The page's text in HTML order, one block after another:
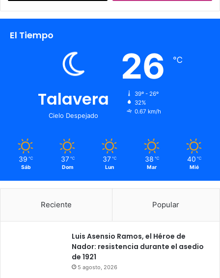
El Tiempo
Talavera
Cielo Despejado
26 ℃
39º - 26º
32%
0.67 km/h
39 ℃
Sáb
37 ℃
Dom
37 ℃
Lun
38 ℃
Mar
40 ℃
Mié
Reciente Popular
Luis Asensio Ramos, el Héroe de
Nador: resistencia durante el asedio
de 1921
5 agosto, 2026